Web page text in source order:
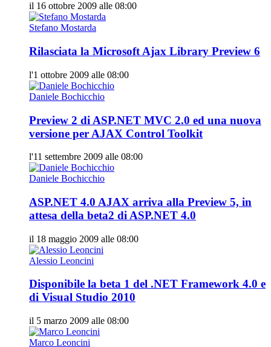
il 16 ottobre 2009 alle 08:00
Stefano Mostarda
Rilasciata la Microsoft Ajax Library Preview 6
l'1 ottobre 2009 alle 08:00
Daniele Bochicchio
Preview 2 di ASP.NET MVC 2.0 ed una nuova
versione per AJAX Control Toolkit
l'11 settembre 2009 alle 08:00
Daniele Bochicchio
ASP.NET 4.0 AJAX arriva alla Preview 5, in
attesa della beta2 di ASP.NET 4.0
il 18 maggio 2009 alle 08:00
Alessio Leoncini
Disponibile la beta 1 del .NET Framework 4.0 e
di Visual Studio 2010
il 5 marzo 2009 alle 08:00
Marco Leoncini